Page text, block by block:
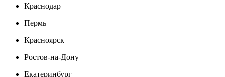
Краснодар
Пермь
Красноярск
Ростов-на-Дону
Екатеринбург